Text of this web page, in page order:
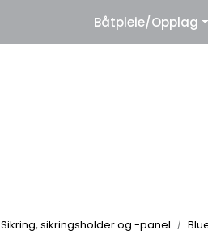
Leverandører
Båtpleie/Opplag
Sikring, sikringsholder og -panel